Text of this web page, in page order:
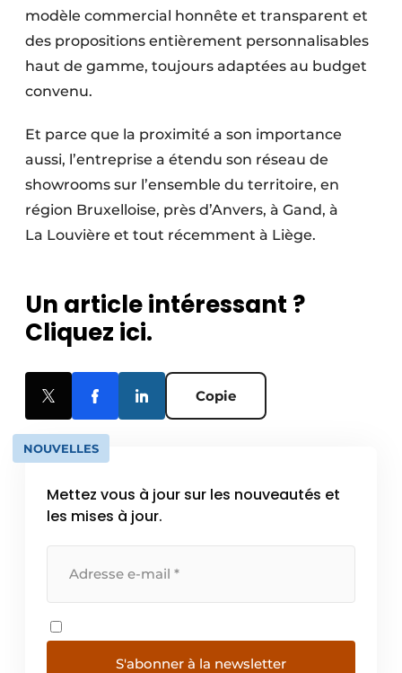
modèle commercial honnête et transparent et
des propo­sitions entièrement personnalisables
haut de gamme, toujours adaptées au budget
convenu.
Et parce que la proximité a son importance
aussi, l’entreprise a étendu son réseau de
showrooms sur l’ensemble du territoire, en
région Bruxelloise, près d’Anvers, à Gand, à
La Louvière et tout récemment à Liège.
Un article intéressant ?
Cliquez ici.
Copie
NOUVELLES
Mettez vous à jour sur les nouveautés et
les mises à jour.
S'abonner à la newsletter